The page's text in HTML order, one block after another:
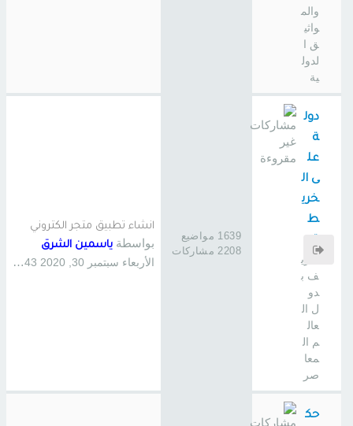
والم
واثي
ق ا
لدول
ية
دول
ة
عل
ى ال
خري
ط
تعري
ف ب
دو
ل ال
عال
م ال
معا
صر
1639 مواضيع
2208 مشاركات
انشاء تطبيق متجر الكتروني
بواسطة ياسمين الشرق
الأربعاء سبتمبر 30, 2020 11:43 pm
حك